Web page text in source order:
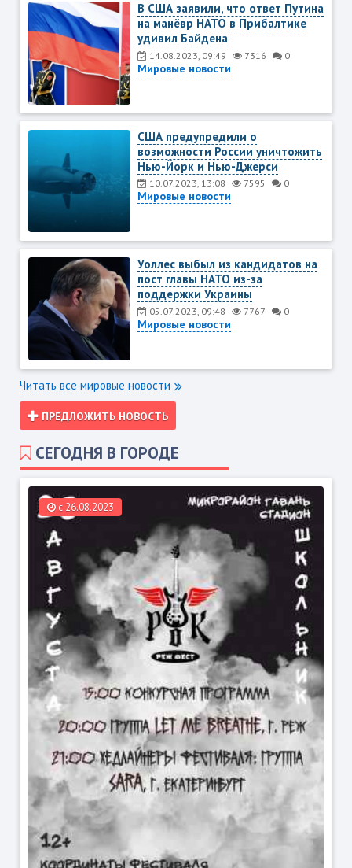
В США заявили, что ответ Путина
на манёвр НАТО в Прибалтике
удивил Байдена
14.08.2023, 09:49 7316 0
Мировые новости
США предупредили о
возможности России уничтожить
Нью-Йорк и Нью-Джерси
10.07.2023, 13:08 7595 0
Мировые новости
Уоллес выбыл из кандидатов на
пост главы НАТО из-за
поддержки Украины
05.07.2023, 09:48 7767 0
Мировые новости
Читать все мировые новости
ПРЕДЛОЖИТЬ НОВОСТЬ
СЕГОДНЯ В ГОРОДЕ
c 26.08.2023